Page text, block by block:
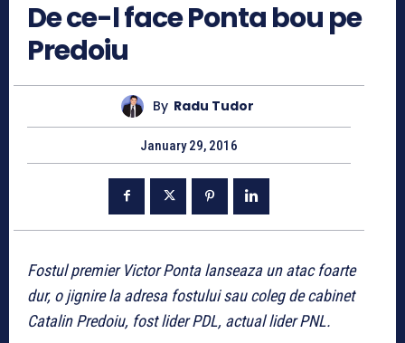
De ce-l face Ponta bou pe
Predoiu
By Radu Tudor
January 29, 2016
Fostul premier Victor Ponta lanseaza un atac foarte
dur, o jignire la adresa fostului sau coleg de cabinet
Catalin Predoiu, fost lider PDL, actual lider PNL.